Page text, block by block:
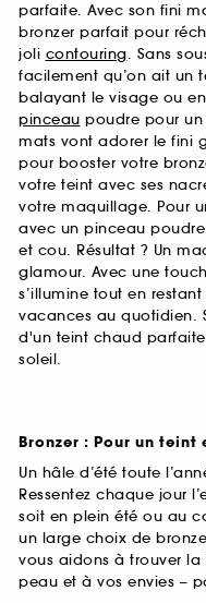
parfaite. Avec son fini
bronzer parfait pour
joli contouring. Sans
facilement qu’on ait un
balayant le visage ou
pinceau poudre pour un
mats vont adorer le fini
pour booster votre
votre teint avec ses
votre maquillage. Pour
avec un pinceau
et cou. Résultat ? Un
glamour. Avec une
s’illumine tout en
vacances au quotidien.
d'un teint chaud
soleil.
Bronzer : Pour un teint
Un hâle d’été toute
Ressentez chaque jour
soit en plein été ou au
un large choix de
vous aidons à trouver
peau et à vos envies –